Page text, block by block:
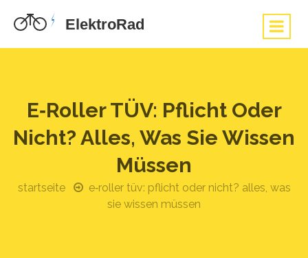
E‑Roller TÜV: Pflicht Oder
Nicht? Alles, Was Sie Wissen
Müssen
startseite
e‑roller tüv: pflicht oder nicht? alles, was
sie wissen müssen